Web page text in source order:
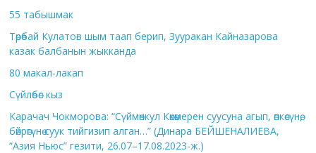
55 табышмак
Төрөбай Кулатов шым таап берип, Зууракан Кайназарова
казак балбанын жыкканда
80 макал-лакап
Сүйлөбөс кыз
Карачач Чокморова: “Сүймөнкул Көкөмерен суусуна агып, өпкөсүнө,
бөйрөгүнө суук тийгизип алган…” (Динара БЕЙШЕНАЛИЕВА,
“Азия Ньюс” гезити, 26.07–17.08.2023-ж.)